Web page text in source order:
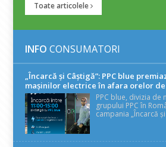
Toate articolele
INFO CONSUMATORI
„Încarcă și Câștigă”: PPC blue
mașinilor electrice în afara orelor
PPC blue, divizia
grupului PPC în
campania „Încarcă